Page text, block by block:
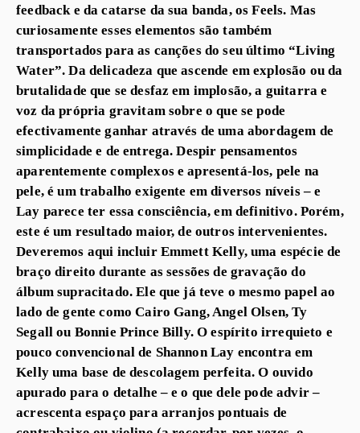
feedback e da catarse da sua banda, os Feels. Mas
curiosamente esses elementos são também
transportados para as canções do seu último “Living
Water”. Da delicadeza que ascende em explosão ou da
brutalidade que se desfaz em implosão, a guitarra e
voz da própria gravitam sobre o que se pode
efectivamente ganhar através de uma abordagem de
simplicidade e de entrega. Despir pensamentos
aparentemente complexos e apresentá-los, pele na
pele, é um trabalho exigente em diversos níveis – e
Lay parece ter essa consciência, em definitivo. Porém,
este é um resultado maior, de outros intervenientes.
Deveremos aqui incluir Emmett Kelly, uma espécie de
braço direito durante as sessões de gravação do
álbum supracitado. Ele que já teve o mesmo papel ao
lado de gente como Cairo Gang, Angel Olsen, Ty
Segall ou Bonnie Prince Billy. O espírito irrequieto e
pouco convencional de Shannon Lay encontra em
Kelly uma base de descolagem perfeita. O ouvido
apurado para o detalhe – e o que dele pode advir –
acrescenta espaço para arranjos pontuais de